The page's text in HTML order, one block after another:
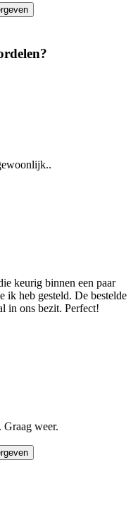
keurig binnen een paar
ik heb gesteld. De bestelde
in ons bezit. Perfect!
Graag weer.